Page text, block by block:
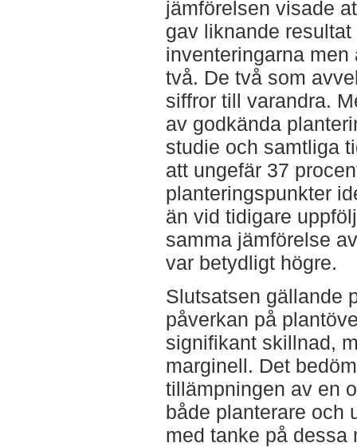
jämförelsen visade
gav liknande
inventeringarna
två. De två som
siffror till varandra.
av godkända
studie och samtliga
att ungefär 37
planteringspunkter
än vid tidigare
samma jämförelse
var betydligt högre.
Slutsatsen gällande
påverkan på
signifikant skillnad,
marginell. Det
tillämpningen av en
både planterare och
med tanke på dessa